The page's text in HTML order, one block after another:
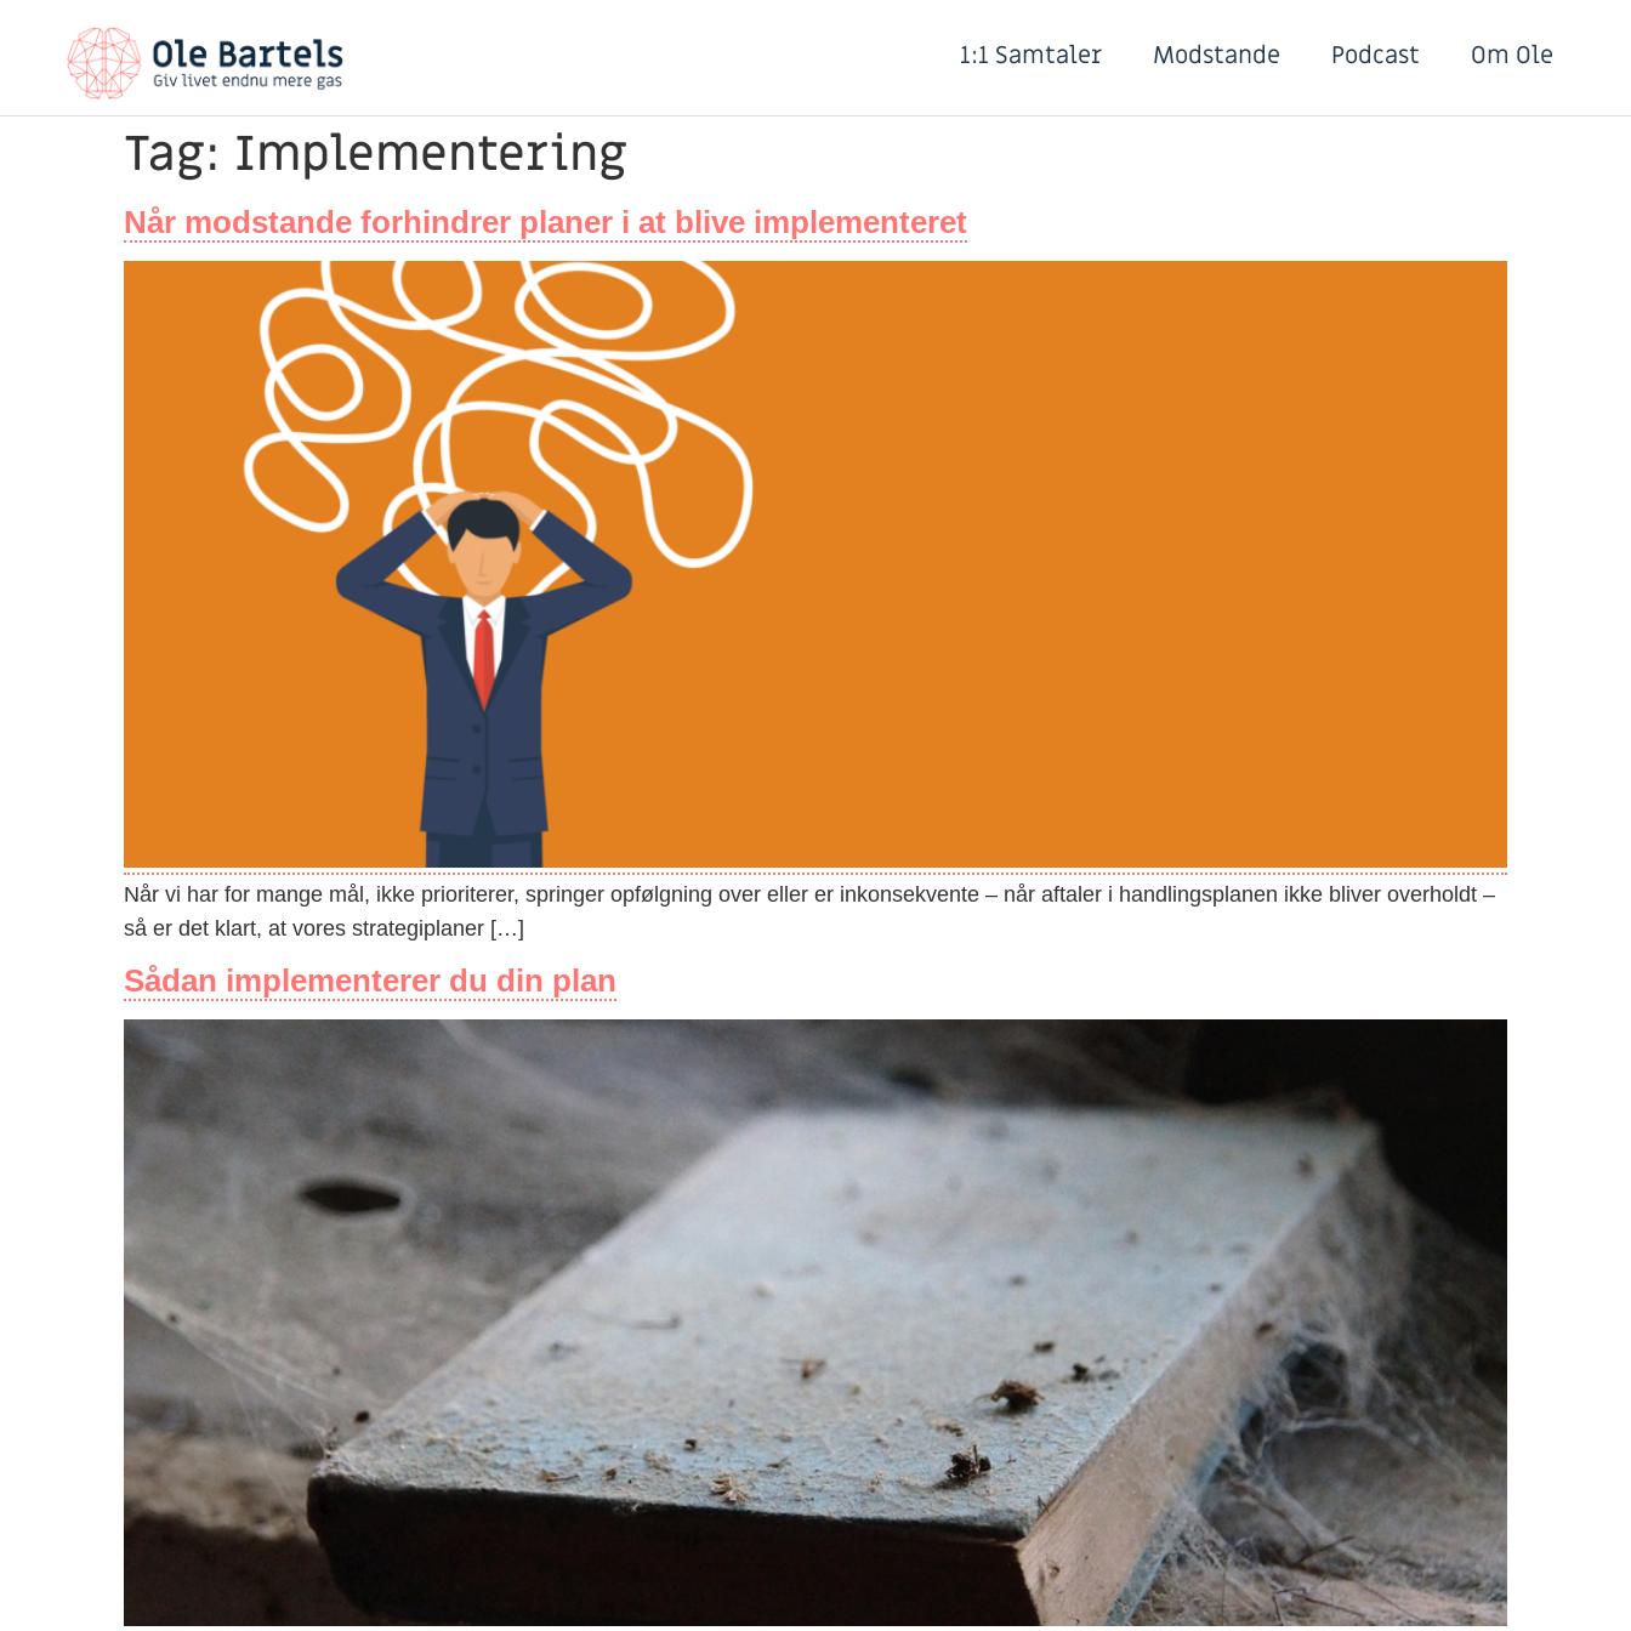
1:1 Samtaler Modstande Podcast Om Ole
Tag: Implementering
Når modstande forhindrer planer i at blive implementeret
Når vi har for mange mål, ikke prioriterer, springer opfølgning over eller er inkonsekvente – når aftaler i handlingsplanen ikke bliver overholdt –
så er det klart, at vores strategiplaner […]
Sådan implementerer du din plan